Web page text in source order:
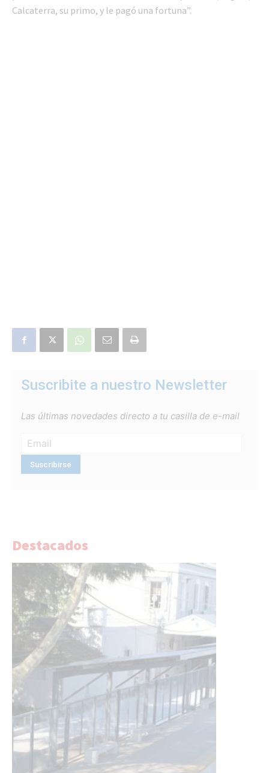
Calcaterra, su primo, y le pagó una fortuna”.
Suscribite a nuestro Newsletter
Las últimas novedades directo a tu casilla de e-mail
Destacados